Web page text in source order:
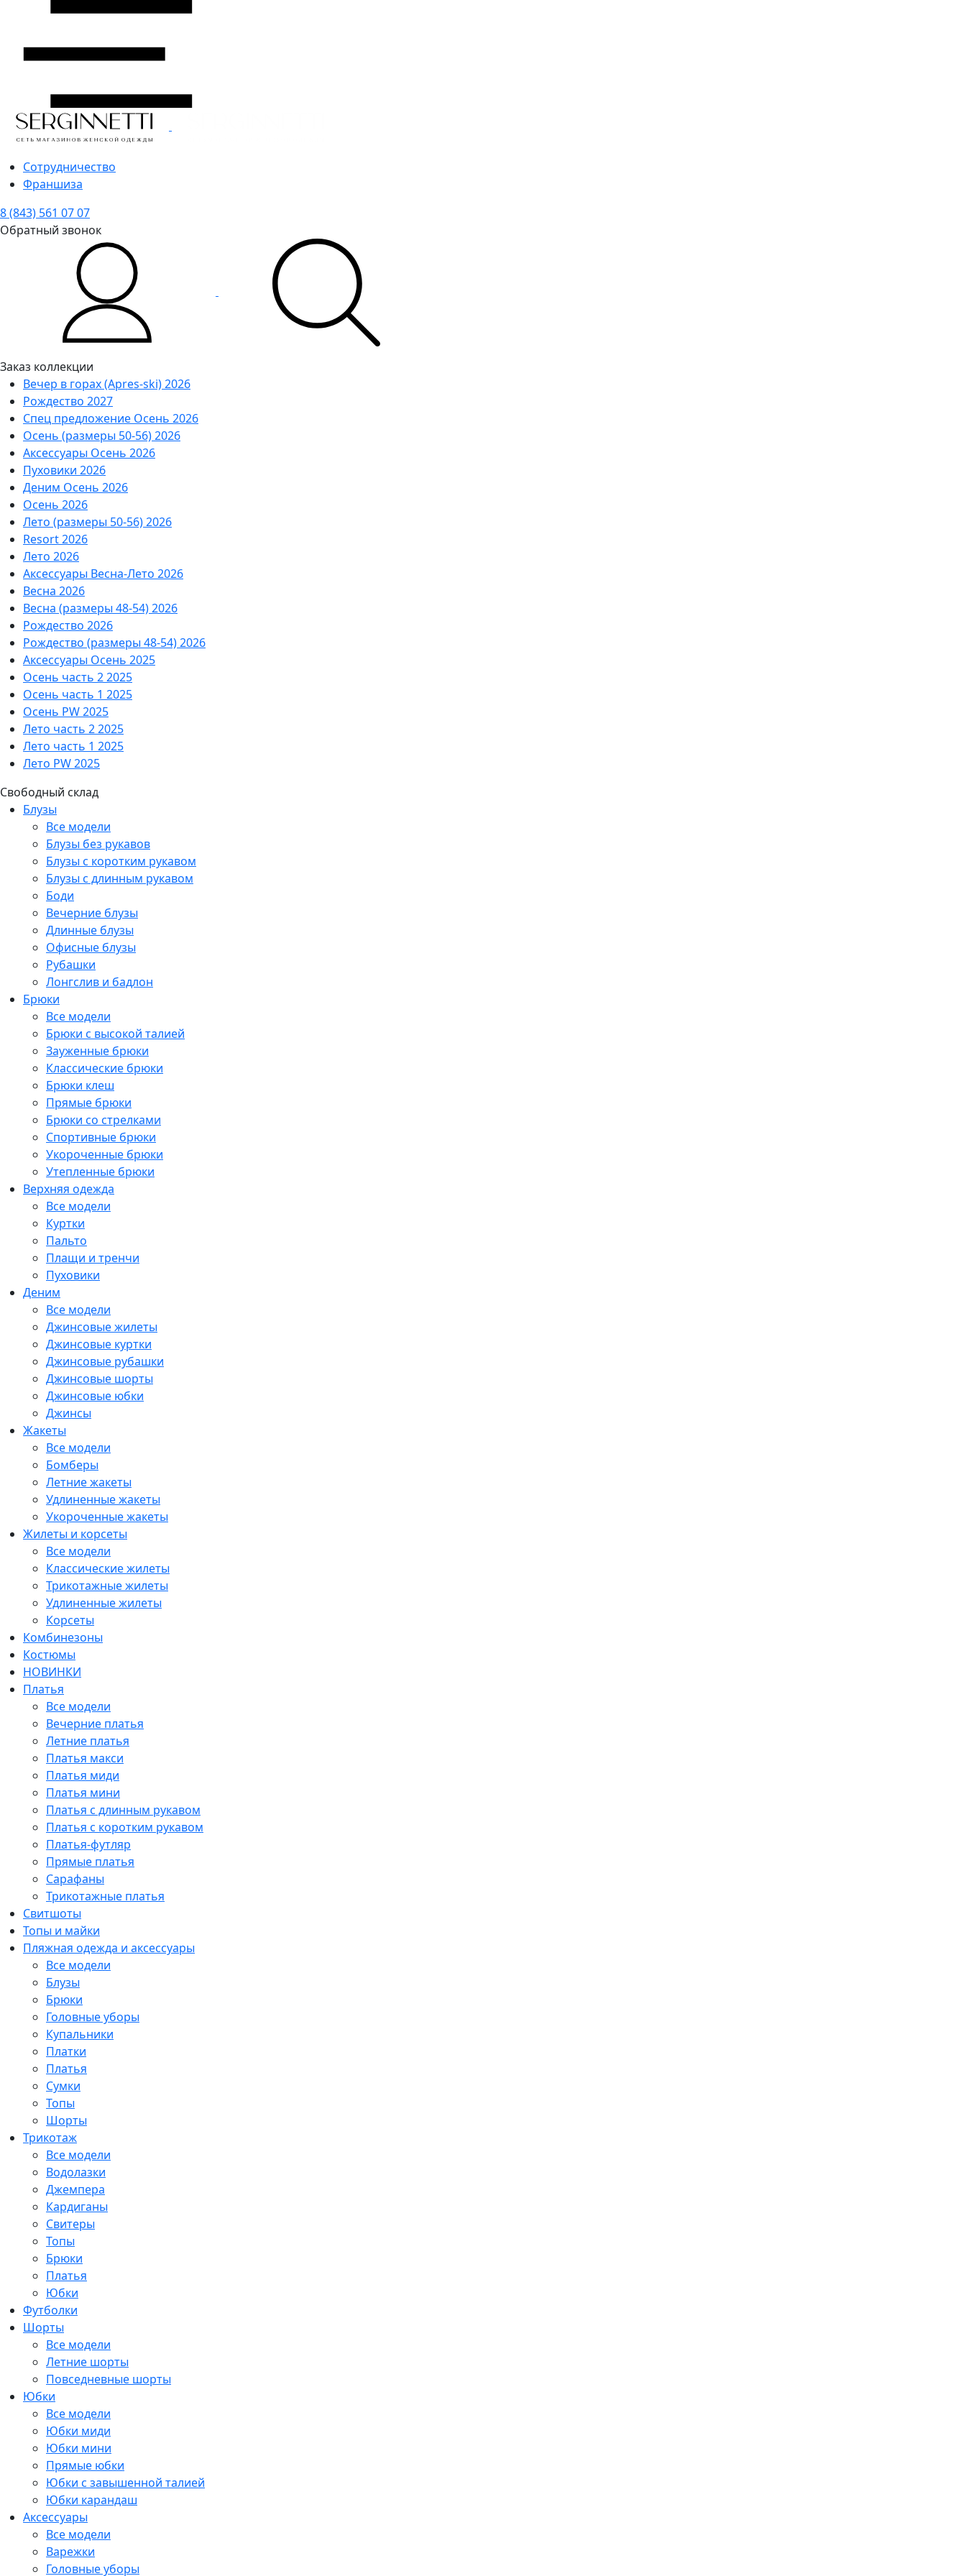
Сотрудничество
Франшиза
8 (843) 561 07 07
Обратный звонок
Заказ коллекции
Вечер в горах (Apres-ski) 2026
Рождество 2027
Спец предложение Осень 2026
Осень (размеры 50-56) 2026
Аксессуары Осень 2026
Пуховики 2026
Деним Осень 2026
Осень 2026
Лето (размеры 50-56) 2026
Resort 2026
Лето 2026
Аксессуары Весна-Лето 2026
Весна 2026
Весна (размеры 48-54) 2026
Рождество 2026
Рождество (размеры 48-54) 2026
Аксессуары Осень 2025
Осень часть 2 2025
Осень часть 1 2025
Осень PW 2025
Лето часть 2 2025
Лето часть 1 2025
Лето PW 2025
Свободный склад
Блузы
Все модели
Блузы без рукавов
Блузы с коротким рукавом
Блузы с длинным рукавом
Боди
Вечерние блузы
Длинные блузы
Офисные блузы
Рубашки
Лонгслив и бадлон
Брюки
Все модели
Брюки с высокой талией
Зауженные брюки
Классические брюки
Брюки клеш
Прямые брюки
Брюки со стрелками
Спортивные брюки
Укороченные брюки
Утепленные брюки
Верхняя одежда
Все модели
Куртки
Пальто
Плащи и тренчи
Пуховики
Деним
Все модели
Джинсовые жилеты
Джинсовые куртки
Джинсовые рубашки
Джинсовые шорты
Джинсовые юбки
Джинсы
Жакеты
Все модели
Бомберы
Летние жакеты
Удлиненные жакеты
Укороченные жакеты
Жилеты и корсеты
Все модели
Классические жилеты
Трикотажные жилеты
Удлиненные жилеты
Корсеты
Комбинезоны
Костюмы
НОВИНКИ
Платья
Все модели
Вечерние платья
Летние платья
Платья макси
Платья миди
Платья мини
Платья с длинным рукавом
Платья с коротким рукавом
Платья-футляр
Прямые платья
Сарафаны
Трикотажные платья
Свитшоты
Топы и майки
Пляжная одежда и аксессуары
Все модели
Блузы
Брюки
Головные уборы
Купальники
Платки
Платья
Сумки
Топы
Шорты
Трикотаж
Все модели
Водолазки
Джемпера
Кардиганы
Свитеры
Топы
Брюки
Платья
Юбки
Футболки
Шорты
Все модели
Летние шорты
Повседневные шорты
Юбки
Все модели
Юбки миди
Юбки мини
Прямые юбки
Юбки с завышенной талией
Юбки карандаш
Аксессуары
Все модели
Варежки
Головные уборы